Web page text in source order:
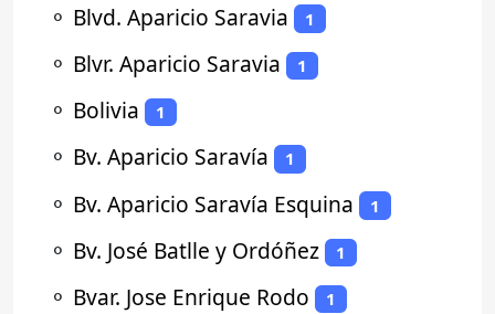
⚬ Blvd. Aparicio Saravia 1
⚬ Blvr. Aparicio Saravia 1
⚬ Bolivia 1
⚬ Bv. Aparicio Saravía 1
⚬ Bv. Aparicio Saravía Esquina 1
⚬ Bv. José Batlle y Ordóñez 1
⚬ Bvar. Jose Enrique Rodo 1